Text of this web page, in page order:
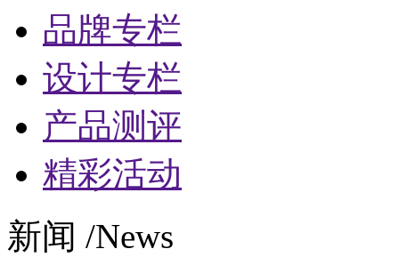
品牌专栏
设计专栏
产品测评
精彩活动
新闻 /News